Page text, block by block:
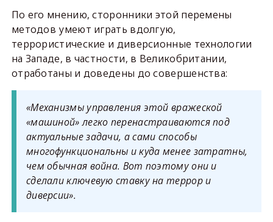
По его мнению, сторонники этой перемены
методов умеют играть вдолгую,
террористические и диверсионные технологии
на Западе, в частности, в Великобритании,
отработаны и доведены до совершенства:
«Механизмы управления этой вражеской
«машиной» легко перенастраиваются под
актуальные задачи, а сами способы
многофункциональны и куда менее затратны,
чем обычная война. Вот поэтому они и
сделали ключевую ставку на террор и
диверсии».